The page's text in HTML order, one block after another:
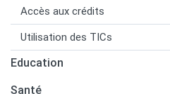
Accès aux crédits
Utilisation des TICs
Education
Santé